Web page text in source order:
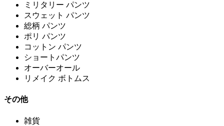
ミリタリー パンツ
スウェット パンツ
総柄 パンツ
ポリ パンツ
コットン パンツ
ショートパンツ
オーバーオール
リメイク ボトムス
その他
雑貨